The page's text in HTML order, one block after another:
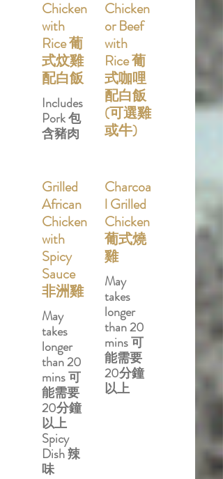
Chicken
with
Rice 葡
式炆雞
配白飯
Includes
Pork 包
含豬肉
Chicken
or Beef
with
Rice 葡
式咖哩
配白飯
(可選雞
或牛)
Grilled
African
Chicken
with
Spicy
Sauce
非洲雞
May
takes
longer
than 20
mins 可
能需要
20分鐘
以上
Spicy
Dish 辣
味
Charcoa
l Grilled
Chicken
葡式燒
雞
May
takes
longer
than 20
mins 可
能需要
20分鐘
以上